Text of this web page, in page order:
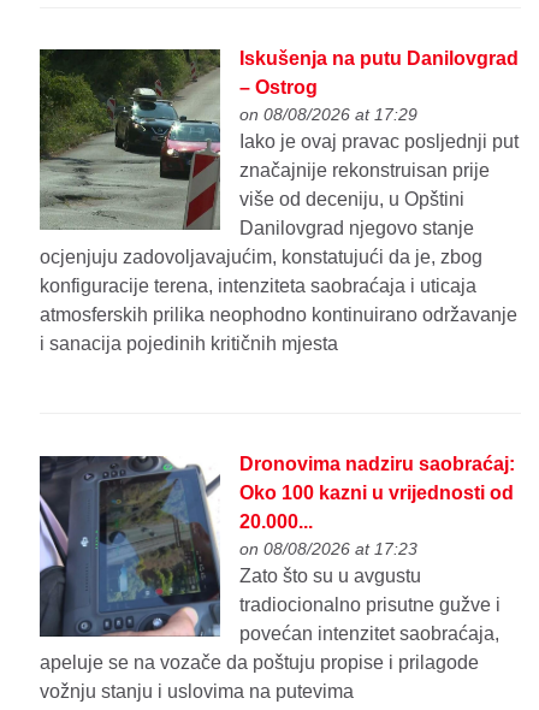
Iskušenja na putu Danilovgrad
– Ostrog
on 08/08/2026 at 17:29
Iako je ovaj pravac posljednji put
značajnije rekonstruisan prije
više od deceniju, u Opštini
Danilovgrad njegovo stanje
ocjenjuju zadovoljavajućim, konstatujući da je, zbog
konfiguracije terena, intenziteta saobraćaja i uticaja
atmosferskih prilika neophodno kontinuirano održavanje
i sanacija pojedinih kritičnih mjesta
Dronovima nadziru saobraćaj:
Oko 100 kazni u vrijednosti od
20.000...
on 08/08/2026 at 17:23
Zato što su u avgustu
tradiocionalno prisutne gužve i
povećan intenzitet saobraćaja,
apeluje se na vozače da poštuju propise i prilagode
vožnju stanju i uslovima na putevima